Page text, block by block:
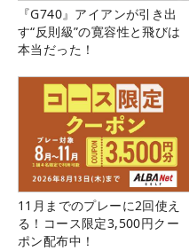
『G740』アイアンが引き出
す“反則級”の寛容性と飛びは
本当だった！
11月までのプレーに2回使え
る！コース限定3,500円クー
ポン配布中！